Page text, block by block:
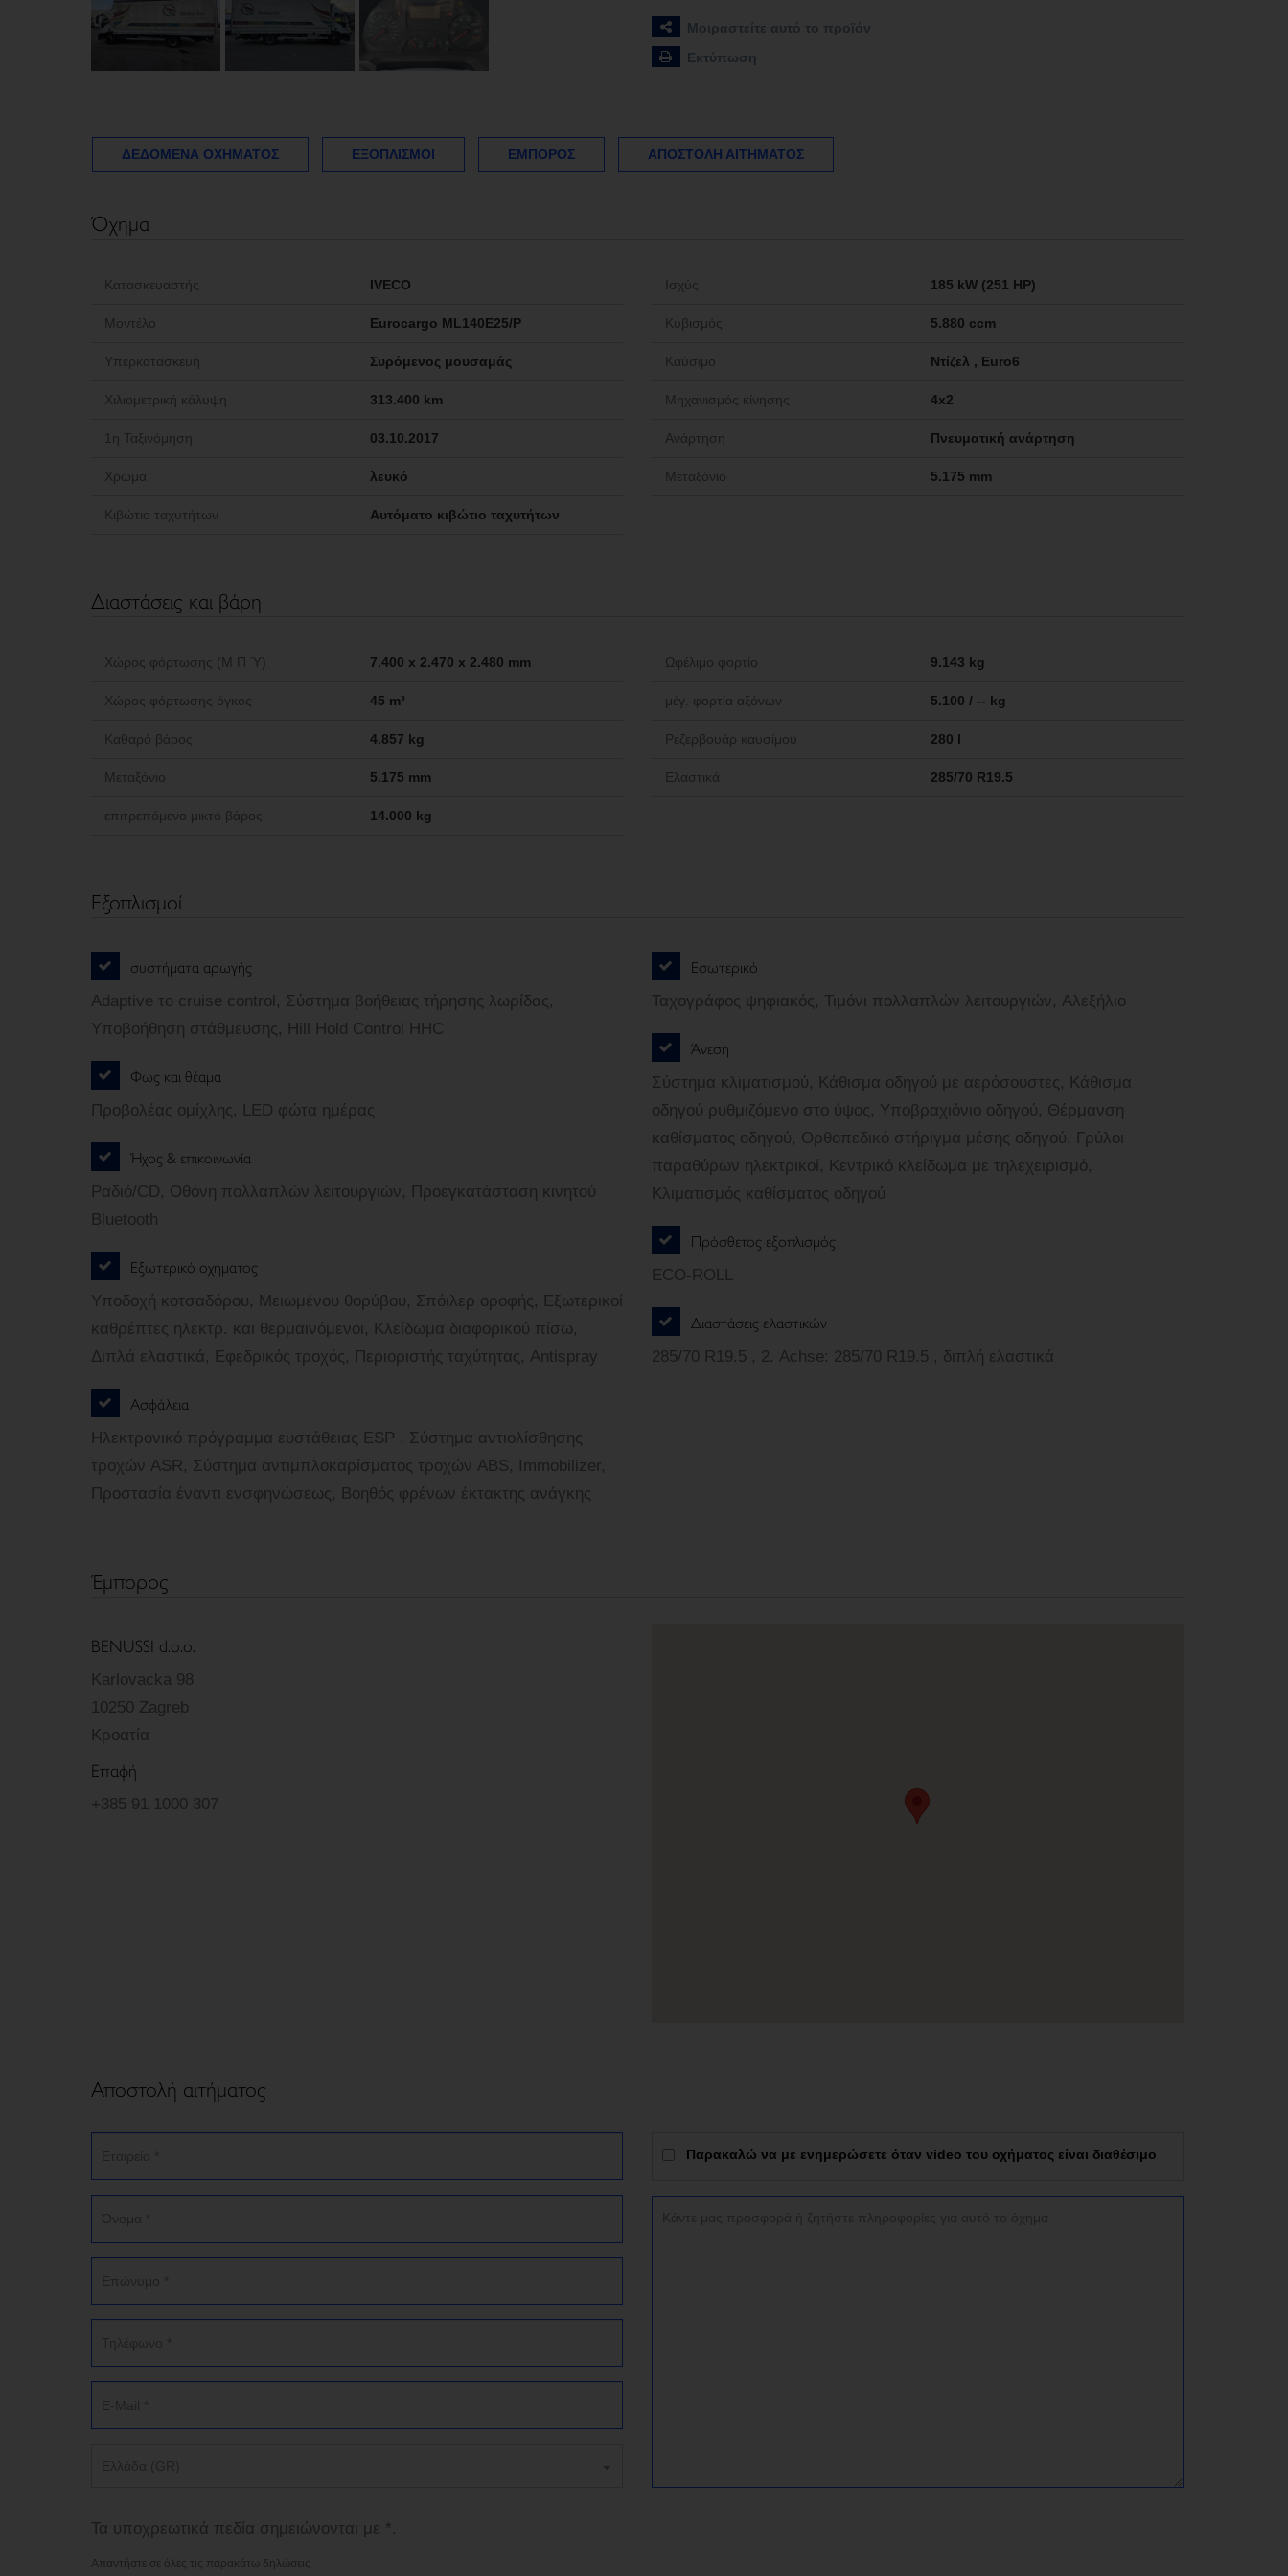
Μοιραστείτε αυτό το προϊόν
Εκτύπωση
ΔΕΔΟΜΈΝΑ ΟΧΉΜΑΤΟΣ ΕΞΟΠΛΙΣΜΟΊ ΈΜΠΟΡΟΣ ΑΠΟΣΤΟΛΉ ΑΙΤΉΜΑΤΟΣ
Όχημα
Κατασκευαστής IVECO
Μοντέλο Eurocargo ML140E25/P
Υπερκατασκευή Συρόμενος μουσαμάς
Χιλιομετρική κάλυψη 313.400 km
1η Ταξινόμηση 03.10.2017
Χρώμα λευκό
Κιβώτιο ταχυτήτων Αυτόματο κιβώτιο ταχυτήτων
Ισχύς 185 kW (251 HP)
Κυβισμός 5.880 ccm
Καύσιμο Ντίζελ , Euro6
Μηχανισμός κίνησης 4x2
Ανάρτηση Πνευματική ανάρτηση
Μεταξόνιο 5.175 mm
Διαστάσεις και βάρη
Χώρος φόρτωσης (Μ Π Ύ) 7.400 x 2.470 x 2.480 mm
Χώρος φόρτωσης όγκος 45 m³
Καθαρό βάρος 4.857 kg
Μεταξόνιο 5.175 mm
επιτρεπόμενο μικτό βάρος 14.000 kg
Ωφέλιμο φορτίο 9.143 kg
μέγ. φορτία αξόνων 5.100 / -- kg
Ρεζερβουάρ καυσίμου 280 l
Ελαστικά 285/70 R19.5
Εξοπλισμοί
συστήματα αρωγής
Adaptive το cruise control, Σύστημα βοήθειας τήρησης λωρίδας,
Υποβοήθηση στάθμευσης, Hill Hold Control HHC
Φως και θέαμα
Προβολέας ομίχλης, LED φώτα ημέρας
Ήχος & επικοινωνία
Ραδιό/CD, Οθόνη πολλαπλών λειτουργιών, Προεγκατάσταση κινητού
Bluetooth
Εξωτερικό οχήματος
Υποδοχή κοτσαδόρου, Μειωμένου θορύβου, Σπόιλερ οροφής, Εξωτερικοί
καθρέπτες ηλεκτρ. και θερμαινόμενοι, Κλείδωμα διαφορικού πίσω,
Διπλά ελαστικά, Εφεδρικός τροχός, Περιοριστής ταχύτητας, Antispray
Ασφάλεια
Ηλεκτρονικό πρόγραμμα ευστάθειας ESP , Σύστημα αντιολίσθησης
τροχών ASR, Σύστημα αντιμπλοκαρίσματος τροχών ABS, Immobilizer,
Προστασία έναντι ενσφηνώσεως, Βοηθός φρένων έκτακτης ανάγκης
Εσωτερικό
Ταχογράφος ψηφιακός, Τιμόνι πολλαπλών λειτουργιών, Αλεξήλιο
Άνεση
Σύστημα κλιματισμού, Κάθισμα οδηγού με αερόσουστες, Κάθισμα
οδηγού ρυθμιζόμενο στο ύψος, Υποβραχιόνιο οδηγού, Θέρμανση
καθίσματος οδηγού, Ορθοπεδικό στήριγμα μέσης οδηγού, Γρύλοι
παραθύρων ηλεκτρικοί, Κεντρικό κλείδωμα με τηλεχειρισμό,
Κλιματισμός καθίσματος οδηγού
Πρόσθετος εξοπλισμός
ECO-ROLL
Διαστάσεις ελαστικών
285/70 R19.5 , 2. Achse: 285/70 R19.5 , διπλή ελαστικά
Έμπορος
BENUSSI d.o.o.
Karlovacka 98
10250 Zagreb
Κροατία
Επαφή
+385 91 1000 307
Αποστολή αιτήματος
Τα υποχρεωτικά πεδία σημειώνονται με *.
Παρακαλώ να με ενημερώσετε όταν video του οχήματος είναι διαθέσιμο
Απαντήστε σε όλες τις παρακάτω δηλώσεις